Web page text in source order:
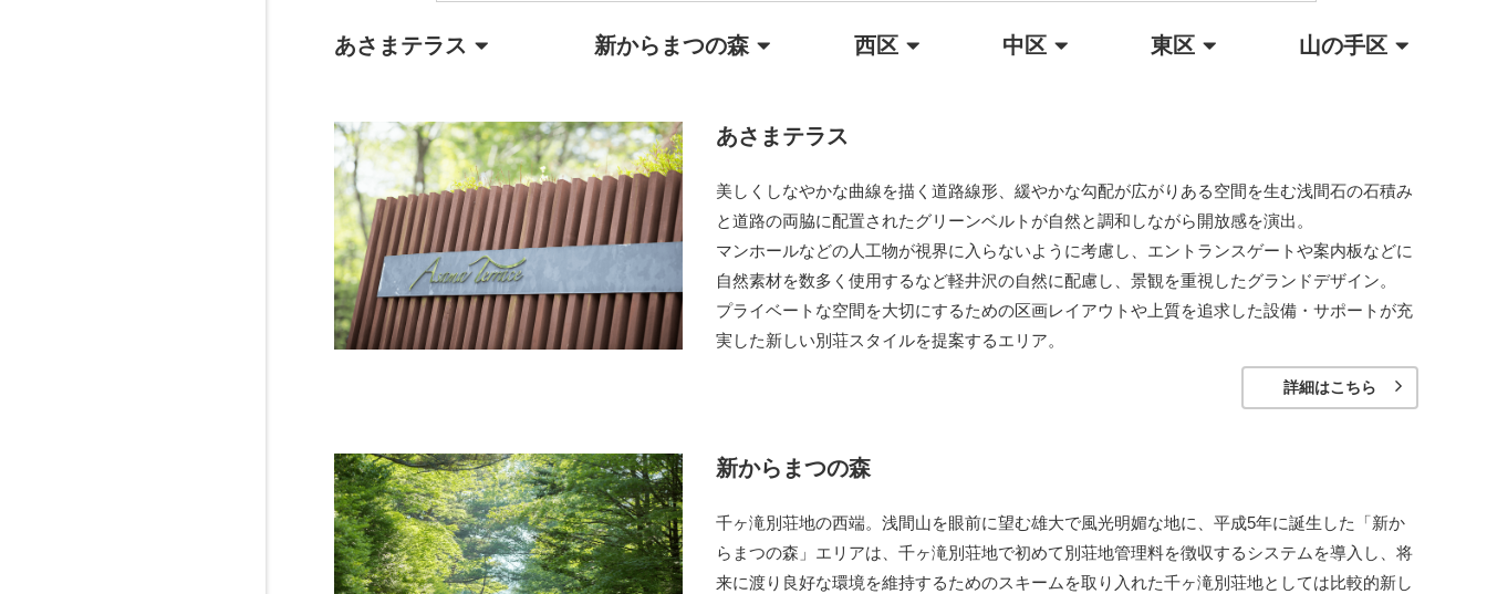
あさまテラス 新からまつの森 西区 中区 東区 山の手区
あさまテラス
美しくしなやかな曲線を描く道路線形、緩やかな勾配が広がりある空間を生む浅間石の石積み
と道路の両脇に配置されたグリーンベルトが自然と調和しながら開放感を演出。
マンホールなどの人工物が視界に入らないように考慮し、エントランスゲートや案内板などに
自然素材を数多く使用するなど軽井沢の自然に配慮し、景観を重視したグランドデザイン。
プライベートな空間を大切にするための区画レイアウトや上質を追求した設備・サポートが充
実した新しい別荘スタイルを提案するエリア。
詳細はこちら
新からまつの森
千ヶ滝別荘地の西端。浅間山を眼前に望む雄大で風光明媚な地に、平成5年に誕生した「新か
らまつの森」エリアは、千ヶ滝別荘地で初めて別荘地管理料を徴収するシステムを導入し、将
来に渡り良好な環境を維持するためのスキームを取り入れた千ヶ滝別荘地としては比較的新し